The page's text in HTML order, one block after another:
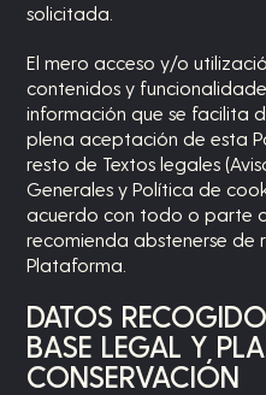
solicitada.
El mero acceso y/o
contenidos y
información que se facilita
plena aceptación de esta
resto de Textos legales
Generales y Política de
acuerdo con todo o parte
recomienda abstenerse de
Plataforma.
DATOS
BASE LEGAL Y
CONSERVACIÓN